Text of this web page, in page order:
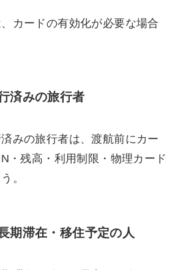
カードの有効化が必要な場合
済みの旅行者
みの旅行者は、渡航前にカー
・残高・利用制限・物理カード
。
期滞在・移住予定の人